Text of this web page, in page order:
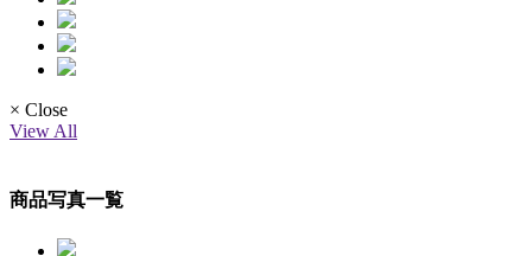
× Close
View All
商品写真一覧